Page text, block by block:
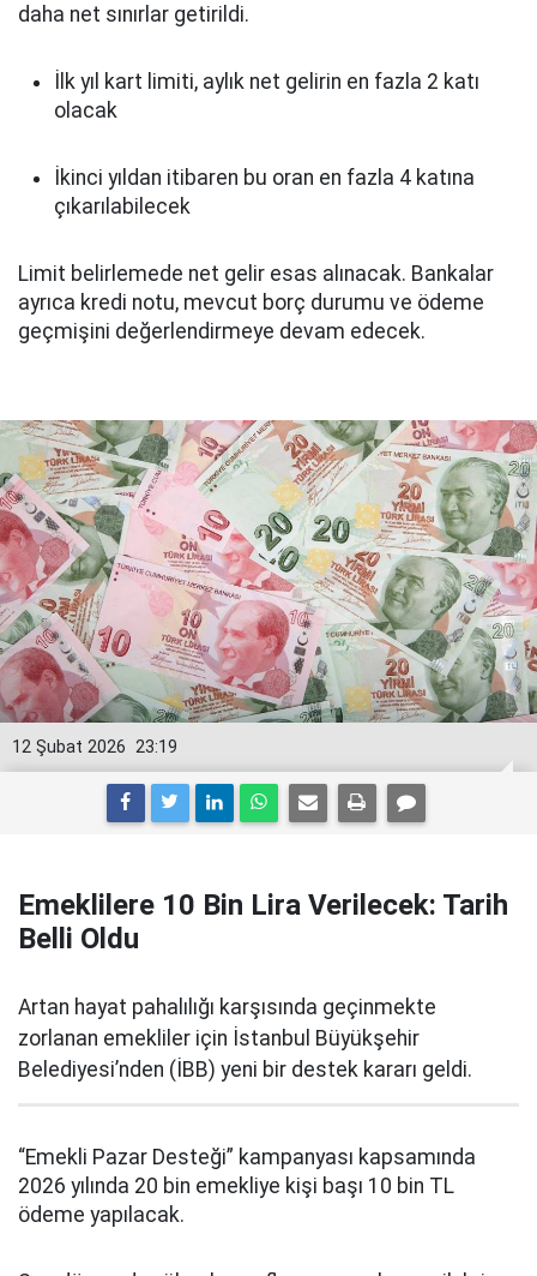
daha net sınırlar getirildi.
İlk yıl kart limiti, aylık net gelirin en fazla 2 katı
olacak
İkinci yıldan itibaren bu oran en fazla 4 katına
çıkarılabilecek
Limit belirlemede net gelir esas alınacak. Bankalar
ayrıca kredi notu, mevcut borç durumu ve ödeme
geçmişini değerlendirmeye devam edecek.
23:19
12 Şubat 2026
Emeklilere 10 Bin Lira Verilecek: Tarih
Belli Oldu
Artan hayat pahalılığı karşısında geçinmekte
zorlanan emekliler için İstanbul Büyükşehir
Belediyesi’nden (İBB) yeni bir destek kararı geldi.
“Emekli Pazar Desteği” kampanyası kapsamında
2026 yılında 20 bin emekliye kişi başı 10 bin TL
ödeme yapılacak.